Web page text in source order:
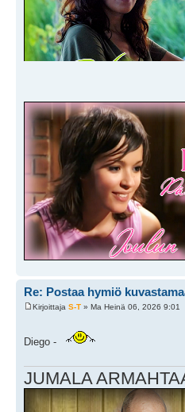
Re: Postaa hymiö
Kirjoittaja S-T » Ma Heinä 06, 2026 9:01
Diego -
JUMALA